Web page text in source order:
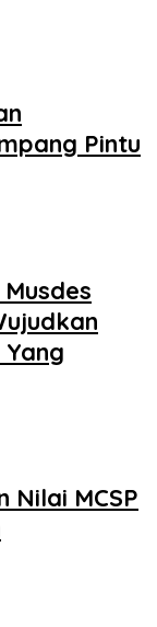
Pintu
Nilai MCSP